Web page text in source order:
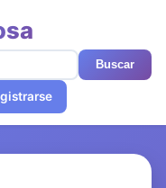
Buscar